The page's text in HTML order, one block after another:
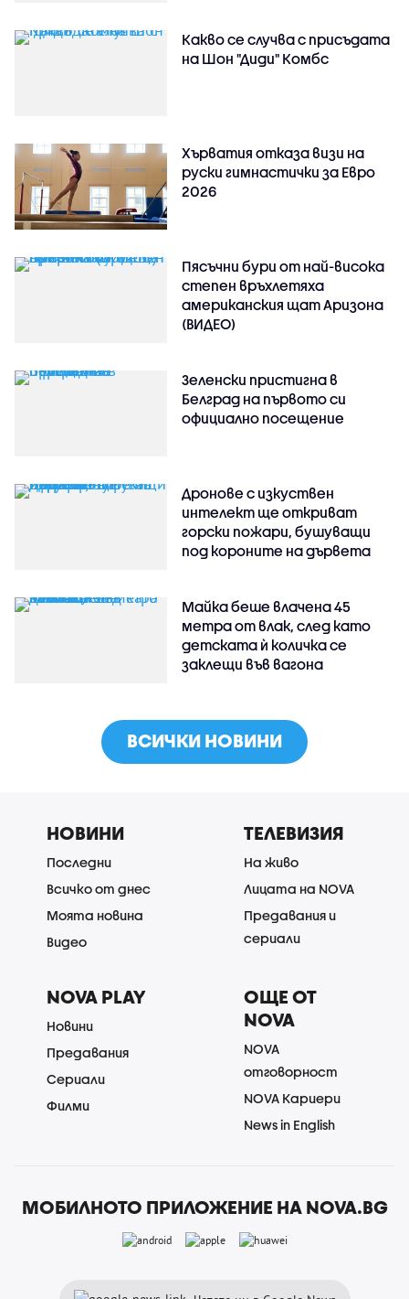
Какво се случва с присъдата
на Шон "Диди" Комбс
Хърватия отказа визи на
руски гимнастички за Евро
2026
Пясъчни бури от най-висока
степен връхлетяха
американския щат Аризона
(ВИДЕО)
Зеленски пристигна в
Белград на първото си
официално посещение
Дронове с изкуствен
интелект ще откриват
горски пожари, бушуващи
под короните на дървета
Майка беше влачена 45
метра от влак, след като
детската ѝ количка се
заклещи във вагона
ВСИЧКИ НОВИНИ
НОВИНИ
Последни
Всичко от днес
Моята новина
Видео
ТЕЛЕВИЗИЯ
На живо
Лицата на NOVA
Предавания и
сериали
NOVA PLAY
Новини
Предавания
Сериали
Филми
ОЩЕ ОТ
NOVA
NOVA
отговорност
NOVA Кариери
News in English
МОБИЛНОТО ПРИЛОЖЕНИЕ НА NOVA.BG